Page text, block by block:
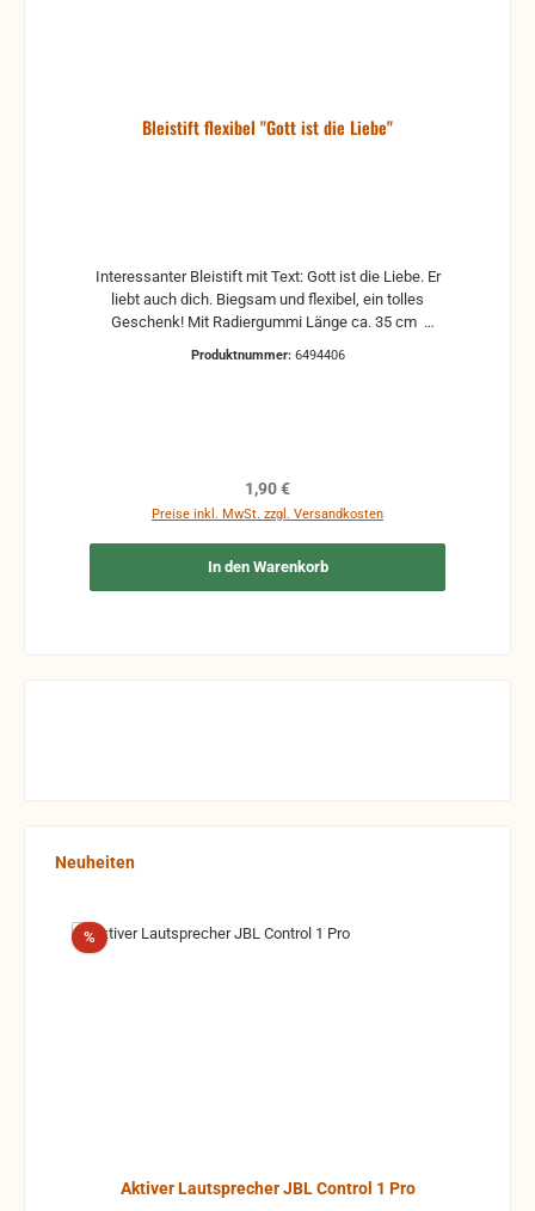
Bleistift flexibel "Gott ist die Liebe"
Interessanter Bleistift mit Text: Gott ist die Liebe. Er
liebt auch dich. Biegsam und flexibel, ein tolles
Geschenk! Mit Radiergummi Länge ca. 35 cm
Produktnummer: 6494406
Regulärer Preis:
1,90 €
Preise inkl. MwSt. zzgl. Versandkosten
In den Warenkorb
Produktgalerie überspringen
Neuheiten
%Rabatt
Aktiver Lautsprecher JBL Control 1 Pro